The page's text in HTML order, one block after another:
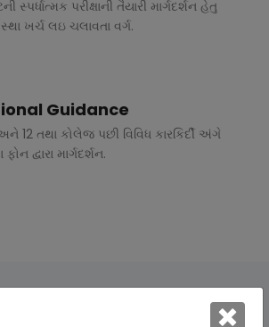
સ્પર્ધાત્મક પરીક્ષાની તૈયારી માર્ગદર્શન હેતુ
ખર્ચ લઇ ચલાવતા વર્ગ.
Guidance
12 તથા કોલેજ પછી વિવિધ કારકિર્દી અંગે
દ્વારા માર્ગદર્શન.